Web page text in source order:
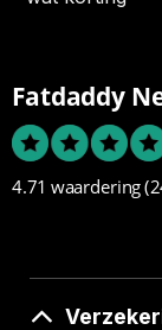
Fatdaddy
4.71 waardering